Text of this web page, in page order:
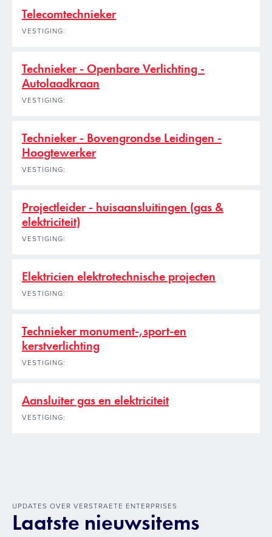
Telecomtechnieker
VESTIGING:
Technieker - Openbare Verlichting -
Autolaadkraan
VESTIGING:
Technieker - Bovengrondse Leidingen -
Hoogtewerker
VESTIGING:
Projectleider - huisaansluitingen (gas &
elektriciteit)
VESTIGING:
Elektricien elektrotechnische projecten
VESTIGING:
Technieker monument-,sport-en
kerstverlichting
VESTIGING:
Aansluiter gas en elektriciteit
VESTIGING:
UPDATES OVER VERSTRAETE ENTERPRISES
Laatste nieuwsitems